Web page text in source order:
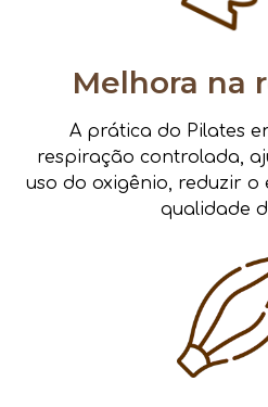
Melhora na
A prática do Pilates
respiração controlada,
uso do oxigênio, reduzir o
qualidade